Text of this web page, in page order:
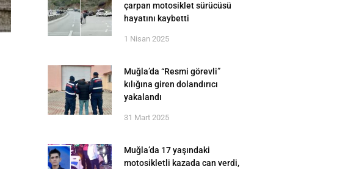
çarpan motosiklet sürücüsü
hayatını kaybetti
1 Nisan 2025
Muğla’da “Resmi görevli”
kılığına giren dolandırıcı
yakalandı
31 Mart 2025
Muğla’da 17 yaşındaki
motosikletli kazada can verdi,